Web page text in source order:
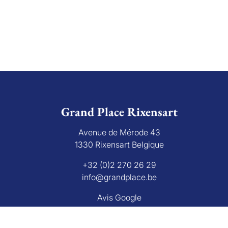
Grand Place Rixensart
Avenue de Mérode 43
1330 Rixensart Belgique
+32 (0)2 270 26 29
info@grandplace.be
Avis Google